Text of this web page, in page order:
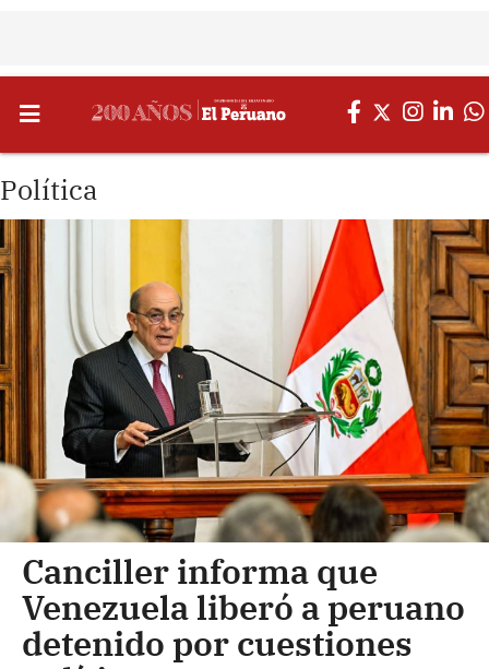
Política
Canciller informa que
Venezuela liberó a peruano
detenido por cuestiones